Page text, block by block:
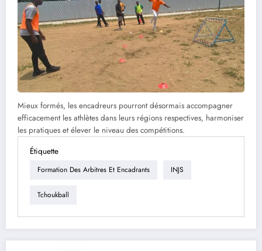
Mieux formés, les encadreurs pourront désormais accompagner
efficacement les athlètes dans leurs régions respectives, harmoniser
les pratiques et élever le niveau des compétitions.
Étiquette
Formation Des Arbitres Et Encadrants INJS
Tchoukball